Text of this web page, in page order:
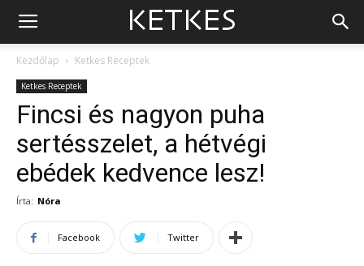
Kezdőlap Ketkes Receptek
Ketkes Receptek
Fincsi és nagyon puha
sertésszelet, a hétvégi
ebédek kedvence lesz!
Írta: Nóra
Facebook Twitter